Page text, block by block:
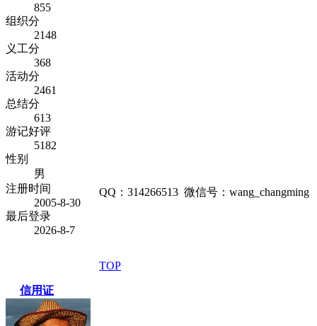
855
组织分
2148
义工分
368
活动分
2461
总结分
613
游记好评
5182
性别
男
注册时间
2005-8-30
最后登录
2026-8-7
QQ：314266513 微信号：wang_changming
TOP
信用证